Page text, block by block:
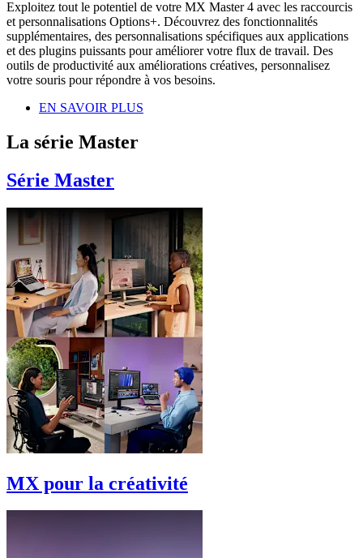
Exploitez tout le potentiel de votre MX Master 4 avec les raccourcis
et personnalisations Options+. Découvrez des fonctionnalités
supplémentaires, des personnalisations spécifiques aux applications
et des plugins puissants pour améliorer votre flux de travail. Des
outils de productivité aux améliorations créatives, personnalisez
votre souris pour répondre à vos besoins.
EN SAVOIR PLUS
La série Master
Série Master
MX pour la créativité